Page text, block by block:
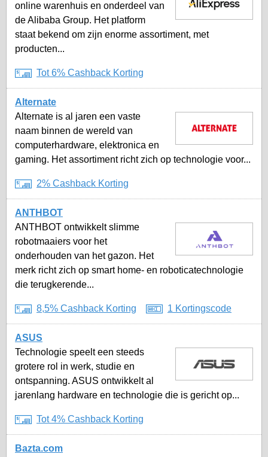
online warenhuis en onderdeel van
de Alibaba Group. Het platform
staat bekend om zijn enorme assortiment, met
producten...
Tot 6% Cashback Korting
Alternate
Alternate is al jaren een vaste
naam binnen de wereld van
computerhardware, elektronica en
gaming. Het assortiment richt zich op technologie voor...
2% Cashback Korting
ANTHBOT
ANTHBOT ontwikkelt slimme
robotmaaiers voor het
onderhouden van het gazon. Het
merk richt zich op smart home- en roboticatechnologie
die terugkerende...
8,5% Cashback Korting 1 Kortingscode
ASUS
Technologie speelt een steeds
grotere rol in werk, studie en
ontspanning. ASUS ontwikkelt al
jarenlang hardware en technologie die is gericht op...
Tot 4% Cashback Korting
Bazta.com